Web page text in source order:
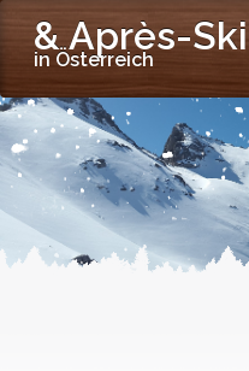
& Après-Ski
in Österreich